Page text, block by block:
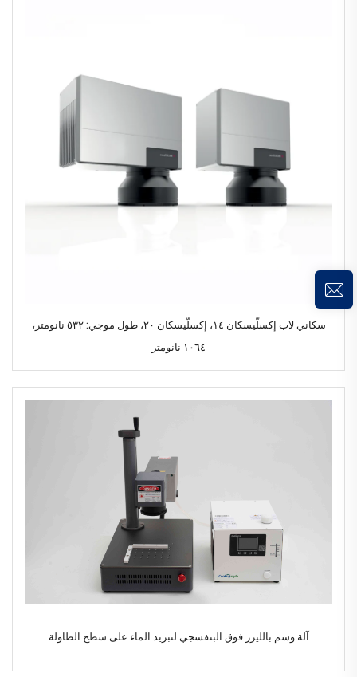
سكاني لاب إكسلّيسكان ١٤، إكسلّيسكان ٢٠، طول موجي: ٥٣٢ نانومتر،
١٠٦٤ نانومتر
آلة وسم بالليزر فوق البنفسجي لتبريد الماء على سطح الطاولة